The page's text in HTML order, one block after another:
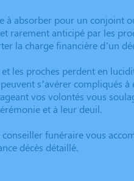
à absorber pour un conjoint
rarement anticipé par les
la charge financière d’un
les proches perdent en
s’avérer compliqués
vos volontés vous
et à leur deuil.
funéraire vous
décès détaillé.